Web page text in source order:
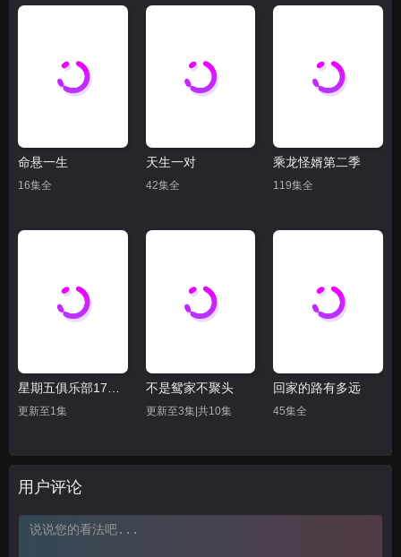
命悬一生
16集全
天生一对
42集全
乘龙怪婿第二季
119集全
更新至1集
不是鸳家不聚头
更新至3集|共10集
回家的路有多远
45集全
用户评论